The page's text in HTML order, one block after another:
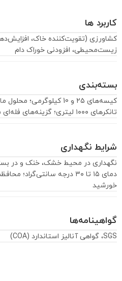
کاربرد ها
کشاورزی (تقویت‌کننده خاک،
زیست‌محیطی، افزودنی خوراک دام
بسته‌بندی
تانکرهای ۱۰۰۰ لیتری؛ گزینه‌های فله‌ای موجود
شرایط نگهداری
نگهداری در محیط خشک، خنک و در
دمای ۱۵ تا ۳۰ درجه
خورشید
گواهینامه‌ها
SGS، گواهی آنالیز استاندارد (COA)